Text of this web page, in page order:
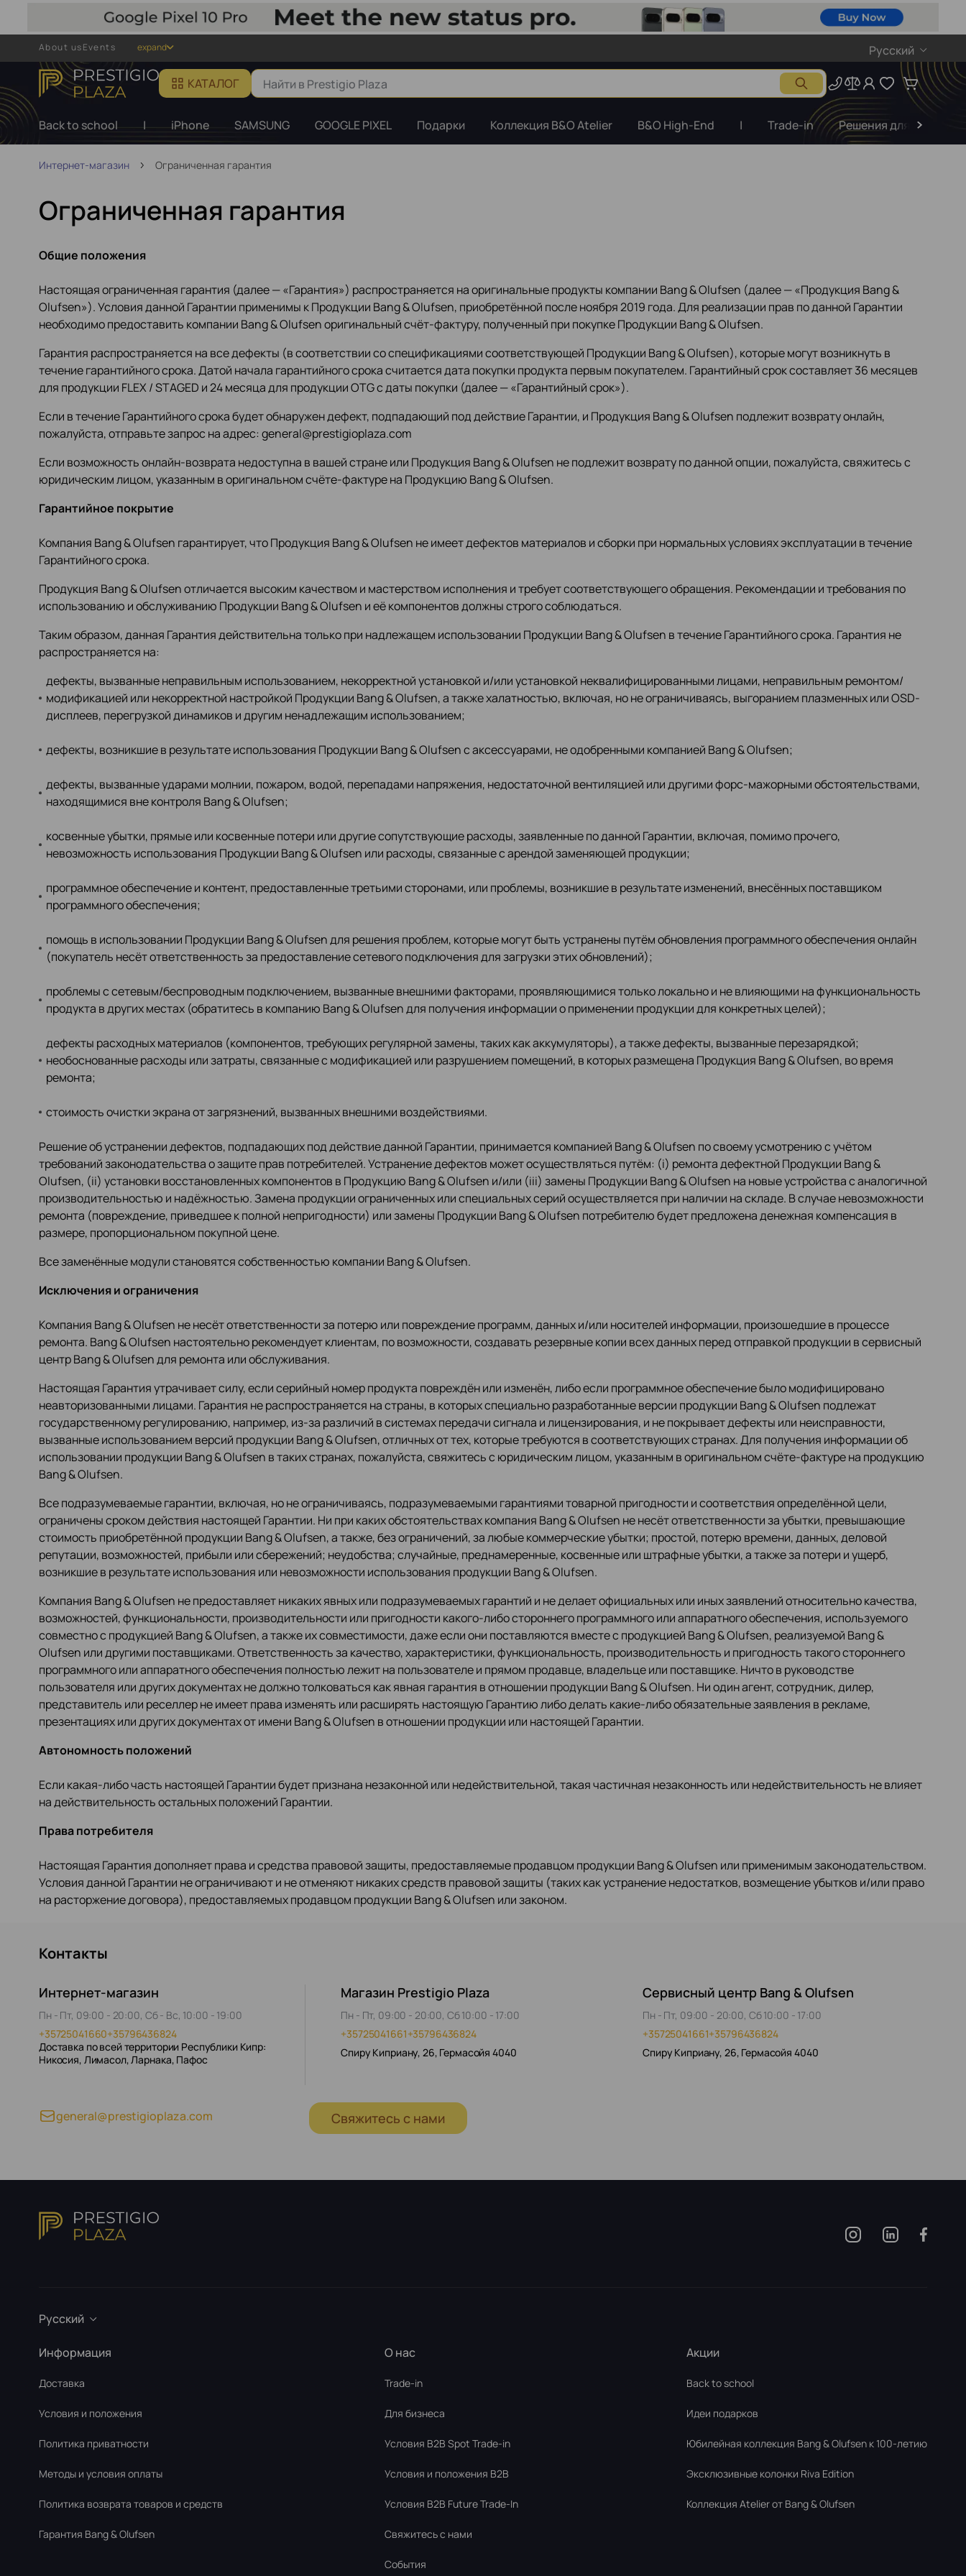
About usEvents expand Русский
КАТАЛОГ
Back to school | iPhone SAMSUNG GOOGLE PIXEL Подарки Коллекция B&O Atelier B&O High-End | Trade-in Решения для бизнеса
Интернет-магазин Ограниченная гарантия
Ограниченная гарантия
Общие положения
Настоящая ограниченная гарантия (далее — «Гарантия») распространяется на оригинальные продукты компании Bang & Olufsen (далее — «Продукция Bang &
Olufsen»). Условия данной Гарантии применимы к Продукции Bang & Olufsen, приобретённой после ноября 2019 года. Для реализации прав по данной Гарантии
необходимо предоставить компании Bang & Olufsen оригинальный счёт-фактуру, полученный при покупке Продукции Bang & Olufsen.
Гарантия распространяется на все дефекты (в соответствии со спецификациями соответствующей Продукции Bang & Olufsen), которые могут возникнуть в
течение гарантийного срока. Датой начала гарантийного срока считается дата покупки продукта первым покупателем. Гарантийный срок составляет 36 месяцев
для продукции FLEX / STAGED и 24 месяца для продукции OTG с даты покупки (далее — «Гарантийный срок»).
Если в течение Гарантийного срока будет обнаружен дефект, подпадающий под действие Гарантии, и Продукция Bang & Olufsen подлежит возврату онлайн,
пожалуйста, отправьте запрос на адрес: general@prestigioplaza.com
Если возможность онлайн-возврата недоступна в вашей стране или Продукция Bang & Olufsen не подлежит возврату по данной опции, пожалуйста, свяжитесь с
юридическим лицом, указанным в оригинальном счёте-фактуре на Продукцию Bang & Olufsen.
Гарантийное покрытие
Компания Bang & Olufsen гарантирует, что Продукция Bang & Olufsen не имеет дефектов материалов и сборки при нормальных условиях эксплуатации в течение
Гарантийного срока.
Продукция Bang & Olufsen отличается высоким качеством и мастерством исполнения и требует соответствующего обращения. Рекомендации и требования по
использованию и обслуживанию Продукции Bang & Olufsen и её компонентов должны строго соблюдаться.
Таким образом, данная Гарантия действительна только при надлежащем использовании Продукции Bang & Olufsen в течение Гарантийного срока. Гарантия не
распространяется на:
дефекты, вызванные неправильным использованием, некорректной установкой и/или установкой неквалифицированными лицами, неправильным ремонтом/
модификацией или некорректной настройкой Продукции Bang & Olufsen, а также халатностью, включая, но не ограничиваясь, выгоранием плазменных или OSD-
дисплеев, перегрузкой динамиков и другим ненадлежащим использованием;
дефекты, возникшие в результате использования Продукции Bang & Olufsen с аксессуарами, не одобренными компанией Bang & Olufsen;
дефекты, вызванные ударами молнии, пожаром, водой, перепадами напряжения, недостаточной вентиляцией или другими форс-мажорными обстоятельствами,
находящимися вне контроля Bang & Olufsen;
косвенные убытки, прямые или косвенные потери или другие сопутствующие расходы, заявленные по данной Гарантии, включая, помимо прочего,
невозможность использования Продукции Bang & Olufsen или расходы, связанные с арендой заменяющей продукции;
программное обеспечение и контент, предоставленные третьими сторонами, или проблемы, возникшие в результате изменений, внесённых поставщиком
программного обеспечения;
помощь в использовании Продукции Bang & Olufsen для решения проблем, которые могут быть устранены путём обновления программного обеспечения онлайн
(покупатель несёт ответственность за предоставление сетевого подключения для загрузки этих обновлений);
проблемы с сетевым/беспроводным подключением, вызванные внешними факторами, проявляющимися только локально и не влияющими на функциональность
продукта в других местах (обратитесь в компанию Bang & Olufsen для получения информации о применении продукции для конкретных целей);
дефекты расходных материалов (компонентов, требующих регулярной замены, таких как аккумуляторы), а также дефекты, вызванные перезарядкой;
необоснованные расходы или затраты, связанные с модификацией или разрушением помещений, в которых размещена Продукция Bang & Olufsen, во время
ремонта;
стоимость очистки экрана от загрязнений, вызванных внешними воздействиями.
Решение об устранении дефектов, подпадающих под действие данной Гарантии, принимается компанией Bang & Olufsen по своему усмотрению с учётом
требований законодательства о защите прав потребителей. Устранение дефектов может осуществляться путём: (i) ремонта дефектной Продукции Bang &
Olufsen, (ii) установки восстановленных компонентов в Продукцию Bang & Olufsen и/или (iii) замены Продукции Bang & Olufsen на новые устройства с аналогичной
производительностью и надёжностью. Замена продукции ограниченных или специальных серий осуществляется при наличии на складе. В случае невозможности
ремонта (повреждение, приведшее к полной непригодности) или замены Продукции Bang & Olufsen потребителю будет предложена денежная компенсация в
размере, пропорциональном покупной цене.
Все заменённые модули становятся собственностью компании Bang & Olufsen.
Исключения и ограничения
Компания Bang & Olufsen не несёт ответственности за потерю или повреждение программ, данных и/или носителей информации, произошедшие в процессе
ремонта. Bang & Olufsen настоятельно рекомендует клиентам, по возможности, создавать резервные копии всех данных перед отправкой продукции в сервисный
центр Bang & Olufsen для ремонта или обслуживания.
Настоящая Гарантия утрачивает силу, если серийный номер продукта повреждён или изменён, либо если программное обеспечение было модифицировано
неавторизованными лицами. Гарантия не распространяется на страны, в которых специально разработанные версии продукции Bang & Olufsen подлежат
государственному регулированию, например, из-за различий в системах передачи сигнала и лицензирования, и не покрывает дефекты или неисправности,
вызванные использованием версий продукции Bang & Olufsen, отличных от тех, которые требуются в соответствующих странах. Для получения информации об
использовании продукции Bang & Olufsen в таких странах, пожалуйста, свяжитесь с юридическим лицом, указанным в оригинальном счёте-фактуре на продукцию
Bang & Olufsen.
Все подразумеваемые гарантии, включая, но не ограничиваясь, подразумеваемыми гарантиями товарной пригодности и соответствия определённой цели,
ограничены сроком действия настоящей Гарантии. Ни при каких обстоятельствах компания Bang & Olufsen не несёт ответственности за убытки, превышающие
стоимость приобретённой продукции Bang & Olufsen, а также, без ограничений, за любые коммерческие убытки; простой, потерю времени, данных, деловой
репутации, возможностей, прибыли или сбережений; неудобства; случайные, преднамеренные, косвенные или штрафные убытки, а также за потери и ущерб,
возникшие в результате использования или невозможности использования продукции Bang & Olufsen.
Компания Bang & Olufsen не предоставляет никаких явных или подразумеваемых гарантий и не делает официальных или иных заявлений относительно качества,
возможностей, функциональности, производительности или пригодности какого-либо стороннего программного или аппаратного обеспечения, используемого
совместно с продукцией Bang & Olufsen, а также их совместимости, даже если они поставляются вместе с продукцией Bang & Olufsen, реализуемой Bang &
Olufsen или другими поставщиками. Ответственность за качество, характеристики, функциональность, производительность и пригодность такого стороннего
программного или аппаратного обеспечения полностью лежит на пользователе и прямом продавце, владельце или поставщике. Ничто в руководстве
пользователя или других документах не должно толковаться как явная гарантия в отношении продукции Bang & Olufsen. Ни один агент, сотрудник, дилер,
представитель или реселлер не имеет права изменять или расширять настоящую Гарантию либо делать какие-либо обязательные заявления в рекламе,
презентациях или других документах от имени Bang & Olufsen в отношении продукции или настоящей Гарантии.
Автономность положений
Если какая-либо часть настоящей Гарантии будет признана незаконной или недействительной, такая частичная незаконность или недействительность не влияет
на действительность остальных положений Гарантии.
Права потребителя
Настоящая Гарантия дополняет права и средства правовой защиты, предоставляемые продавцом продукции Bang & Olufsen или применимым законодательством.
Условия данной Гарантии не ограничивают и не отменяют никаких средств правовой защиты (таких как устранение недостатков, возмещение убытков и/или право
на расторжение договора), предоставляемых продавцом продукции Bang & Olufsen или законом.
Контакты
Интернет-магазин
Пн - Пт, 09:00 - 20:00, Сб - Вс, 10:00 - 19:00
+35725041660+35796436824
Доставка по всей территории Республики Кипр:
Никосия, Лимасол, Ларнака, Пафос
Магазин Prestigio Plaza
Пн - Пт, 09:00 - 20:00, Сб 10:00 - 17:00
+35725041661+35796436824
Спиру Киприану, 26, Гермасойя 4040
Сервисный центр Bang & Olufsen
Пн - Пт, 09:00 - 20:00, Сб 10:00 - 17:00
+35725041661+35796436824
Спиру Киприану, 26, Гермасойя 4040
general@prestigioplaza.com Свяжитесь с нами
Русский
Информация
Доставка
Условия и положения
Политика приватности
Методы и условия оплаты
Политика возврата товаров и средств
Гарантия Bang & Olufsen
О нас
Trade-in
Для бизнеса
Условия В2В Spot Trade-in
Условия и положения B2B
Условия B2B Future Trade-In
Свяжитесь с нами
События
Акции
Back to school
Идеи подарков
Юбилейная коллекция Bang & Olufsen к 100-летию
Эксклюзивные колонки Riva Edition
Коллекция Atelier от Bang & Olufsen